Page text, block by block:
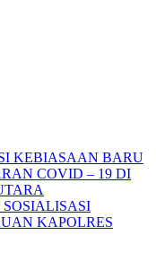
KEBIASAAN BARU
COVID – 19 DI
KAPOLRES